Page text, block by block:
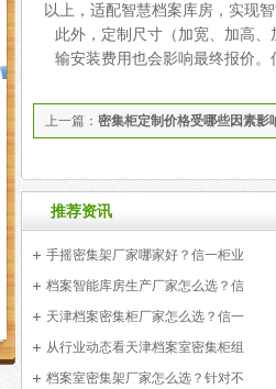
以上，适配智慧档案库房，实现
此外，定制尺寸（加宽、加高
输安装费用也会影响最终报价
上一篇： 密集柜定制价格受哪些因素影
推荐资讯
手摇密集架厂家哪家好？信一柜业
档案智能库房生产厂家怎么选？信
天津档案密集柜厂家怎么选？信一
从行业动态看天津档案室密集柜组
档案室密集架厂家怎么选？针对不